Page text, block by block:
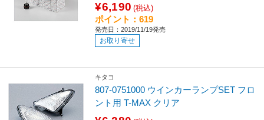
¥6,190 (税込)
ポイント：619
発売日：2019/11/19発売
お取り寄せ
キタコ
807-0751000 ウインカーランプSET フロ
ント用 T-MAX クリア